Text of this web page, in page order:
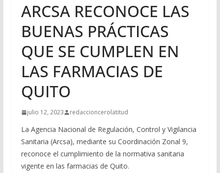
ARCSA RECONOCE LAS
BUENAS PRÁCTICAS
QUE SE CUMPLEN EN
LAS FARMACIAS DE
QUITO
julio 12, 2023 redaccioncerolatitud
La Agencia Nacional de Regulación, Control y Vigilancia
Sanitaria (Arcsa), mediante su Coordinación Zonal 9,
reconoce el cumplimiento de la normativa sanitaria
vigente en las farmacias de Quito.